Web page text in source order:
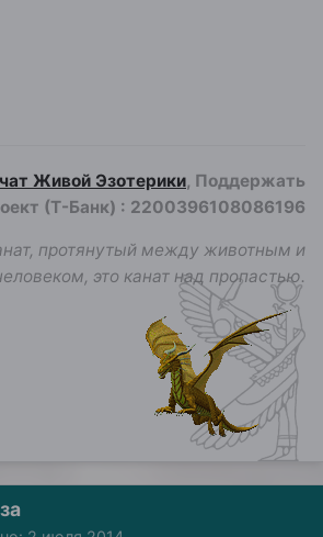
Живой Эзотерики, Поддержать
(Т-Банк) : 2200396108086196
протянутый между животным и
это канат над пропастью.